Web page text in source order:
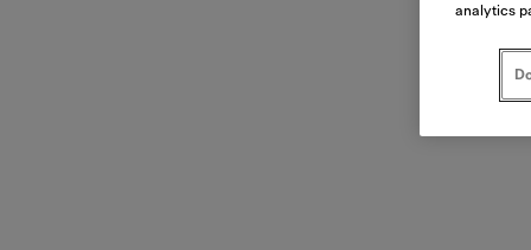
analytics